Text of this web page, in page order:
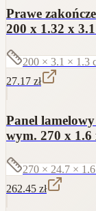
Prawe
200 x 1.32 x
200 × 3.1 × 1.3
27.17 zł
Panel
wym. 270 x 1.6
270 × 24.7 × 1.6
262.45 zł